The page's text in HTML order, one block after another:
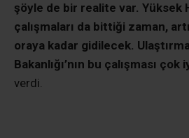
şöyle de bir realite var. Yüksek
çalışmaları da bittiği zaman,
oraya kadar gidilecek.
Bakanlığı’nın bu çalışması çok
verdi.